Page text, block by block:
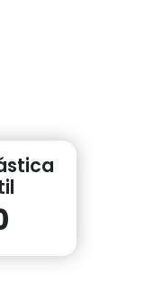
precio